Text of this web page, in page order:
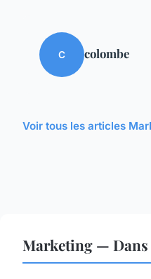
C colombe
Voir tous les articles
Marketing —